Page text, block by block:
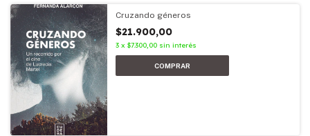
Cruzando géneros
$21.900,00
3 x $7.300,00 sin interés